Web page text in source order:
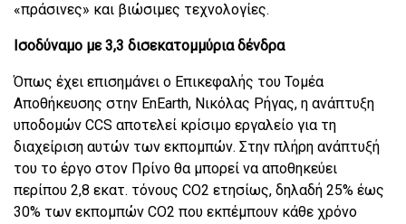
«πράσινες» και βιώσιμες τεχνολογίες.
Ισοδύναμο με 3,3 δισεκατομμύρια δένδρα
Όπως έχει επισημάνει ο Επικεφαλής του Τομέα
Αποθήκευσης στην EnEarth, Νικόλας Ρήγας, η ανάπτυξη
υποδομών CCS αποτελεί κρίσιμο εργαλείο για τη
διαχείριση αυτών των εκπομπών. Στην πλήρη ανάπτυξή
του το έργο στον Πρίνο θα μπορεί να αποθηκεύει
περίπου 2,8 εκατ. τόνους CO2 ετησίως, δηλαδή 25% έως
30% των εκπομπών CO2 που εκπέμπουν κάθε χρόνο